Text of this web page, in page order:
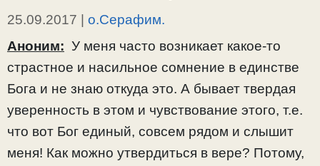
25.09.2017 | о.Серафим.
Аноним: У меня часто возникает какое-то
страстное и насильное сомнение в единстве
Бога и не знаю откуда это. А бывает твердая
уверенность в этом и чувствование этого, т.е.
что вот Бог единый, совсем рядом и слышит
меня! Как можно утвердиться в вере? Потому,